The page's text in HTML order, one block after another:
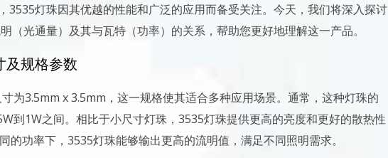
3535灯珠因其优越的性能和广泛的应用而备受关注。今天，我们将深入探讨
（光通量）及其与瓦特（功率）的关系，帮助您更好地理解这一产品。
及规格参数
为3.5mm x 3.5mm，这一规格使其适合多种应用场景。通常，这种灯珠的
到1W之间。相比于小尺寸灯珠，3535灯珠提供更高的亮度和更好的散热性
的功率下，3535灯珠能够输出更高的流明值，满足不同照明需求。